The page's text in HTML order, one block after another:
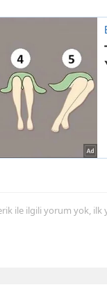
ile ilgili yorum yok, ilk